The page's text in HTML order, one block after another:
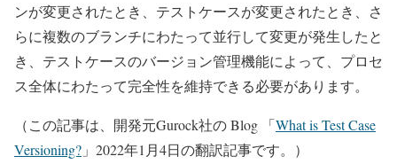
ンが変更されたとき、テストケースが変更されたとき、さ
らに複数のブランチにわたって並行して変更が発生したと
き、テストケースのバージョン管理機能によって、プロセ
ス全体にわたって完全性を維持できる必要があります。
（この記事は、開発元Gurock社の Blog 「What is Test Case
Versioning? 」2022年1月4日の翻訳記事です。）